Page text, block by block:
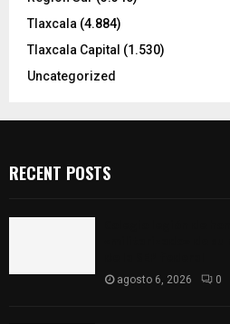
Tlaxcala (4.884)
Tlaxcala Capital (1.530)
Uncategorized
RECENT POSTS
agosto 6, 2026 0